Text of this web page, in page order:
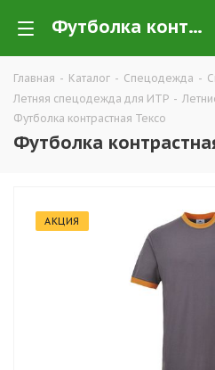
Футболка контрастная Тексо купить в Екатеринбурге оптом и в розницу — интернет-магазин летней рабочей одежды для ИТР и руководящего состава компании ТД УРАЛСИЗ
Главная - Каталог - Спецодежда -
Летняя спецодежда для ИТР -
Футболка контрастная Тексо
Футболка
АКЦИЯ